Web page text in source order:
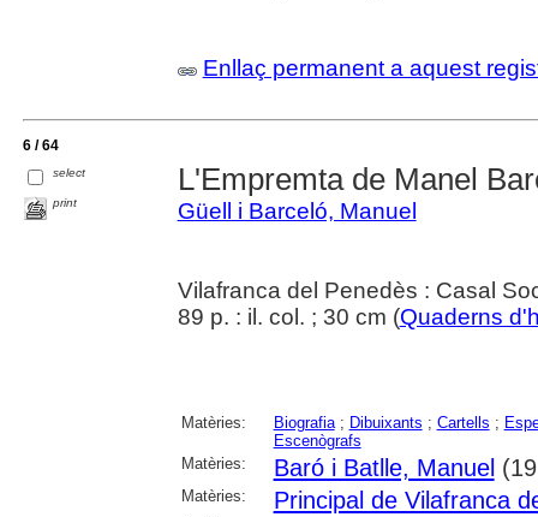
Enllaç permanent a aquest
6 / 64
select
print
L'Empremta de Manel
Güell i Barceló, Manuel
Vilafranca del Penedès : Casal
89 p. : il. col. ; 30 cm (Quaderns
Matèries: Biografia; Dibuixants ; Cartells ;
Escenògrafs
Matèries:
Baró i Batlle, Manuel
Matèries: Principal de Vilafranca